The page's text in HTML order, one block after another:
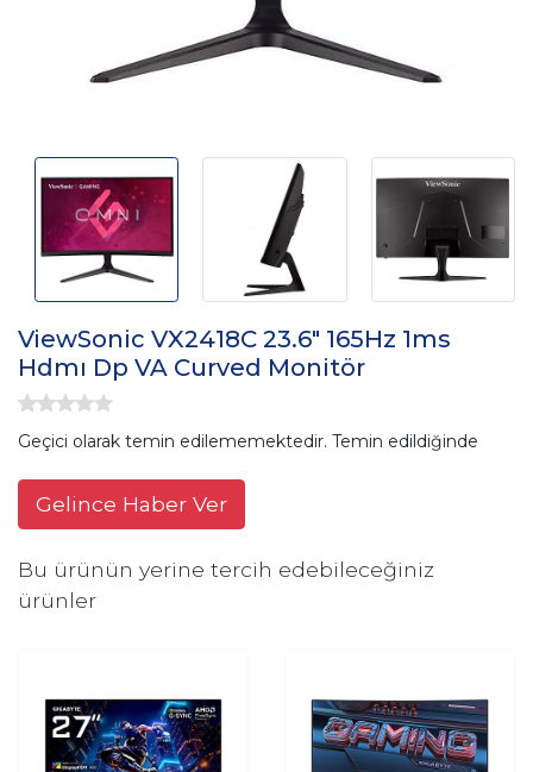
ViewSonic VX2418C 23.6" 165Hz 1ms
Hdmı Dp VA Curved Monitör
Geçici olarak temin edilememektedir. Temin edildiğinde
Gelince Haber Ver
Bu ürünün yerine tercih edebileceğiniz
ürünler